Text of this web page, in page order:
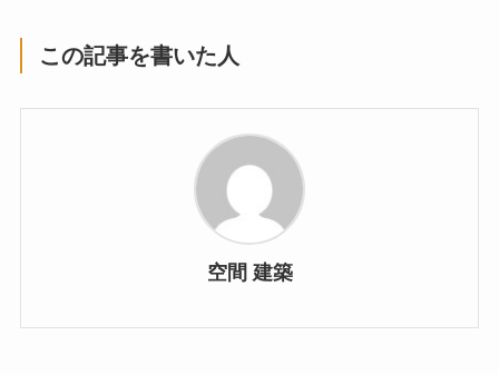
この記事を書いた人
空間 建築